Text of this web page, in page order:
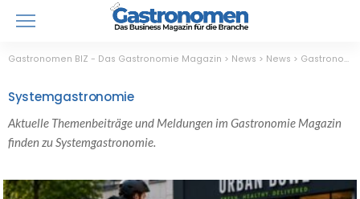
Gastronomen BIZ - Das Gastronomie Magazin > News > News > Gastronomie
Systemgastronomie
Aktuelle Themenbeiträge und Meldungen im Gastronomie Magazin
finden zu Systemgastronomie.